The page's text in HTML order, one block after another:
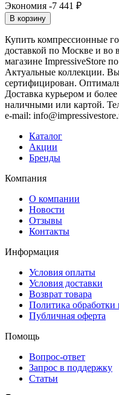
Экономия -7 441 ₽
В корзину
Купить компрессионные
доставкой по Москве и во
магазине ImpressiveStore
Актуальные коллекции.
сертифицирован.
Доставка курьером и
наличными или картой.
e-mail:
Каталог
Акции
Бренды
Компания
О компании
Новости
Отзывы
Контакты
Информация
Условия оплаты
Условия доставки
Возврат товара
Политика
Публичная оферта
Помощь
Вопрос-ответ
Запрос в поддержку
Статьи